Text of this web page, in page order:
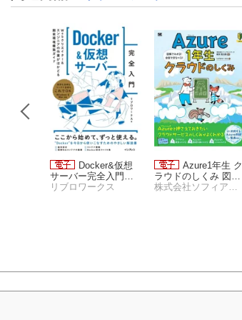
Docker&仮想
サーバー完全入門
Webクリエイター＆
リブロワークス
Azure1年生 ク
ラウドのしくみ 図解
でわかる！会話でま